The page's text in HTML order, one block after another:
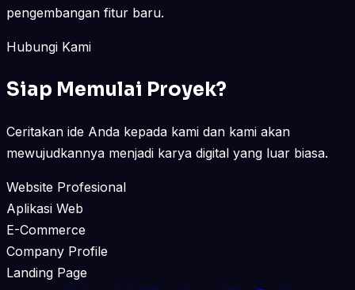
pengembangan fitur baru.
Hubungi Kami
Siap Memulai Proyek?
Ceritakan ide Anda kepada kami dan kami akan
mewujudkannya menjadi karya digital yang luar biasa.
Website Profesional
Aplikasi Web
E-Commerce
Company Profile
Landing Page